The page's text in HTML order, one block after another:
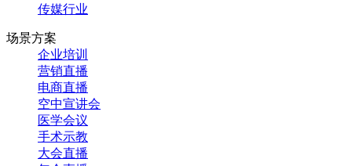
传媒行业
场景方案
企业培训
营销直播
电商直播
空中宣讲会
医学会议
手术示教
大会直播